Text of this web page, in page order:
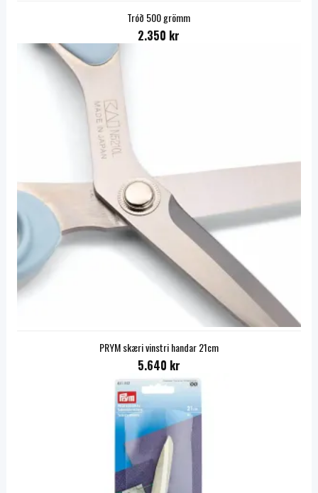
Tróð 500 grömm
2.350 kr
PRYM skæri vinstri handar 21cm
5.640 kr